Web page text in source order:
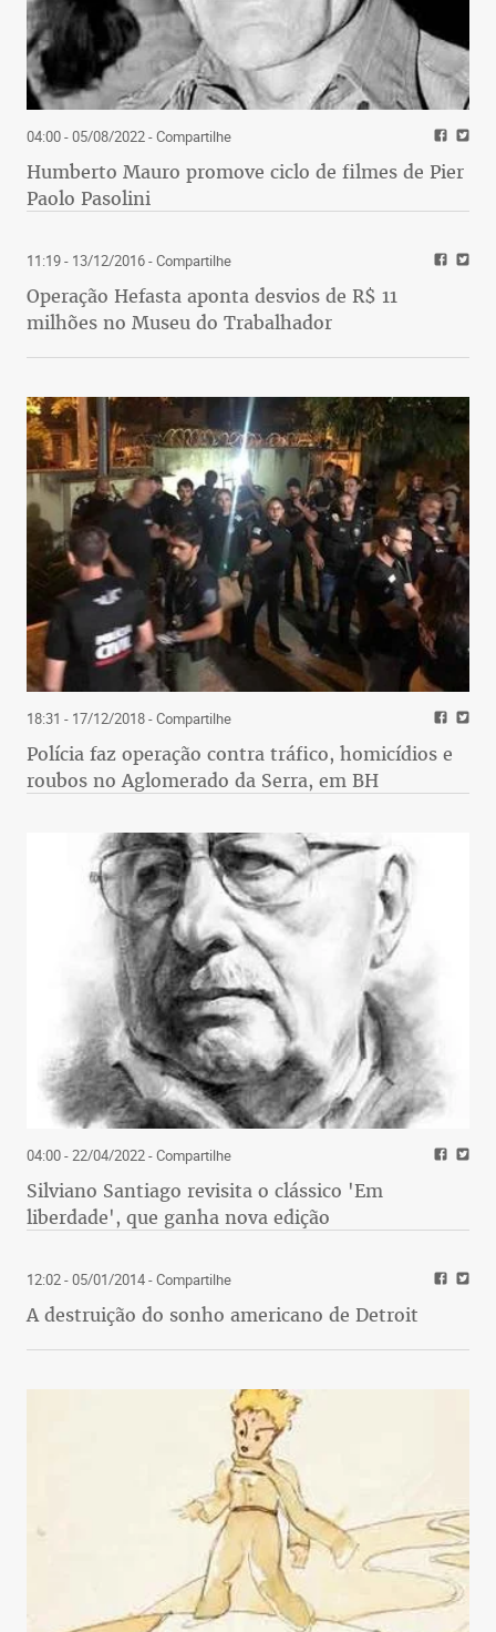
04:00 - 05/08/2022- Compartilhe
Humberto Mauro promove ciclo de filmes de Pier
Paolo Pasolini
11:19 - 13/12/2016- Compartilhe
Operação Hefasta aponta desvios de R$ 11
milhões no Museu do Trabalhador
18:31 - 17/12/2018- Compartilhe
Polícia faz operação contra tráfico, homicídios e
roubos no Aglomerado da Serra, em BH
04:00 - 22/04/2022- Compartilhe
Silviano Santiago revisita o clássico 'Em
liberdade', que ganha nova edição
12:02 - 05/01/2014- Compartilhe
A destruição do sonho americano de Detroit